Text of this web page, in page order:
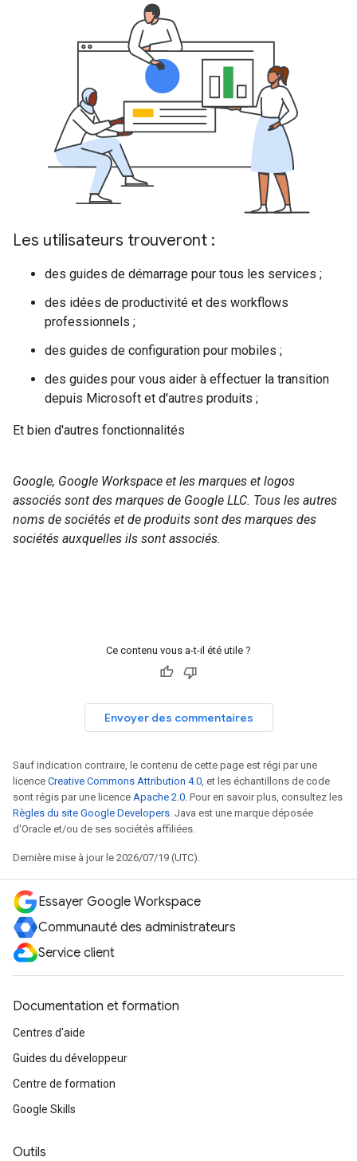
Les utilisateurs trouveront :
des guides de démarrage pour tous les services ;
des idées de productivité et des workflows
professionnels ;
des guides de configuration pour mobiles ;
des guides pour vous aider à effectuer la transition
depuis Microsoft et d'autres produits ;
Et bien d'autres fonctionnalités
Google, Google Workspace et les marques et logos
associés sont des marques de Google LLC. Tous les autres
noms de sociétés et de produits sont des marques des
sociétés auxquelles ils sont associés.
Ce contenu vous a-t-il été utile ?
Envoyer des commentaires
Sauf indication contraire, le contenu de cette page est régi par une
licence Creative Commons Attribution 4.0, et les échantillons de code
sont régis par une licence Apache 2.0. Pour en savoir plus, consultez les
Règles du site Google Developers. Java est une marque déposée
d'Oracle et/ou de ses sociétés affiliées.
Dernière mise à jour le 2026/07/19 (UTC).
Essayer Google Workspace
Communauté des administrateurs
Service client
Documentation et formation
Centres d'aide
Guides du développeur
Centre de formation
Google Skills
Outils